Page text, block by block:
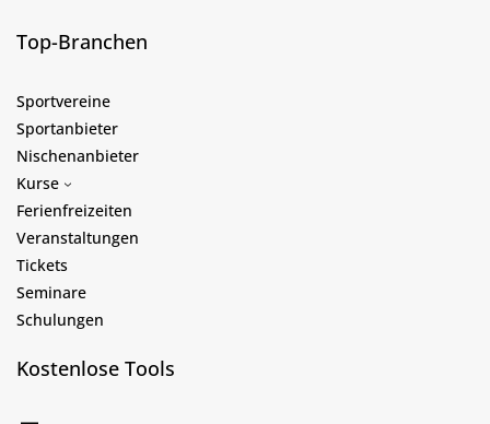
Top-Branchen
Sportvereine
Sportanbieter
Nischenanbieter
Kurse
Ferienfreizeiten
Veranstaltungen
Tickets
Seminare
Schulungen
Kostenlose Tools